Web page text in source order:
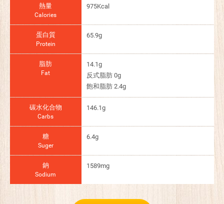
熱量
Calories
975Kcal
蛋白質
Protein
65.9g
脂肪
Fat
14.1g
反式脂肪 0g
飽和脂肪 2.4g
碳水化合物
Carbs
146.1g
糖
Suger
6.4g
鈉
Sodium
1589mg